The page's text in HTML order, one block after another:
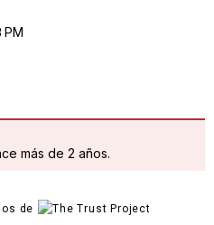
PM
más de 2 años.
de